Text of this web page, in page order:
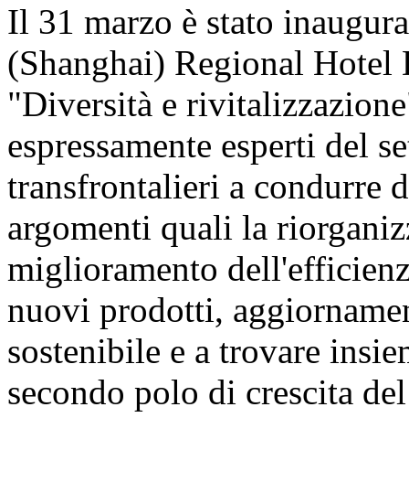
Il 31 marzo è stato
(Shanghai) Regional Hotel
"Diversità e
espressamente esperti del
transfrontalieri a condurre
argomenti quali la
miglioramento
nuovi prodotti,
sostenibile e a trovare
secondo polo di crescita